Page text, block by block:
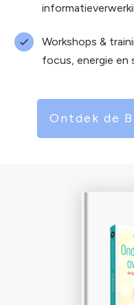
Workshops &
focus, energie en
Ontdek de